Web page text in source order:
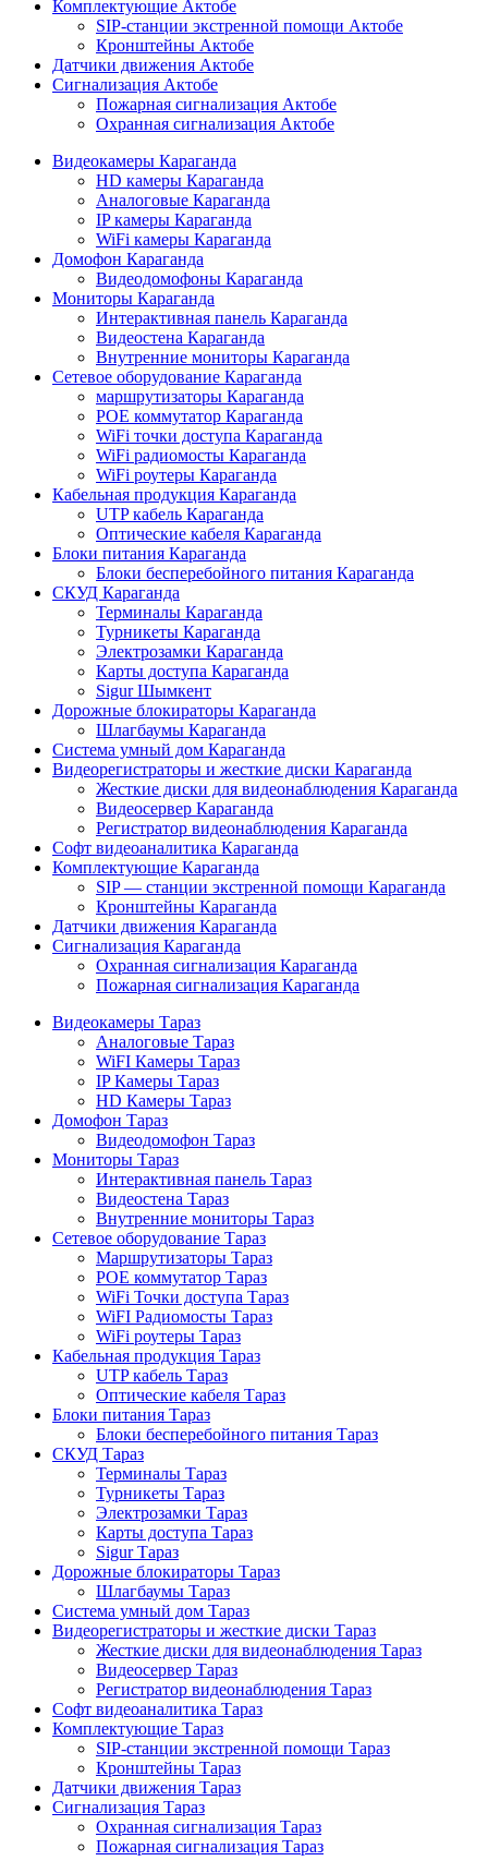
Комплектующие Актобе
SIP-станции экстренной помощи Актобе
Кронштейны Актобе
Датчики движения Актобе
Сигнализация Актобе
Пожарная сигнализация Актобе
Охранная сигнализация Актобе
Видеокамеры Караганда
HD камеры Караганда
Аналоговые Караганда
IP камеры Караганда
WiFi камеры Караганда
Домофон Караганда
Видеодомофоны Караганда
Мониторы Караганда
Интерактивная панель Караганда
Видеостена Караганда
Внутренние мониторы Караганда
Сетевое оборудование Караганда
маршрутизаторы Караганда
POE коммутатор Караганда
WiFi точки доступа Караганда
WiFi радиомосты Караганда
WiFi роутеры Караганда
Кабельная продукция Караганда
UTP кабель Караганда
Оптические кабеля Караганда
Блоки питания Караганда
Блоки бесперебойного питания Караганда
СКУД Караганда
Терминалы Караганда
Турникеты Караганда
Электрозамки Караганда
Карты доступа Караганда
Sigur Шымкент
Дорожные блокираторы Караганда
Шлагбаумы Караганда
Система умный дом Караганда
Видеорегистраторы и жесткие диски Караганда
Жесткие диски для видеонаблюдения Караганда
Видеосервер Караганда
Регистратор видеонаблюдения Караганда
Софт видеоаналитика Караганда
Комплектующие Караганда
SIP — станции экстренной помощи Караганда
Кронштейны Караганда
Датчики движения Караганда
Сигнализация Караганда
Охранная сигнализация Караганда
Пожарная сигнализация Караганда
Видеокамеры Тараз
Аналоговые Тараз
WiFI Камеры Тараз
IP Камеры Тараз
HD Камеры Тараз
Домофон Тараз
Видеодомофон Тараз
Мониторы Тараз
Интерактивная панель Тараз
Видеостена Тараз
Внутренние мониторы Тараз
Сетевое оборудование Тараз
Маршрутизаторы Тараз
POE коммутатор Тараз
WiFi Точки доступа Тараз
WiFI Радиомосты Тараз
WiFi роутеры Тараз
Кабельная продукция Тараз
UTP кабель Тараз
Оптические кабеля Тараз
Блоки питания Тараз
Блоки бесперебойного питания Тараз
СКУД Тараз
Терминалы Тараз
Турникеты Тараз
Электрозамки Тараз
Карты доступа Тараз
Sigur Тараз
Дорожные блокираторы Тараз
Шлагбаумы Тараз
Система умный дом Тараз
Видеорегистраторы и жесткие диски Тараз
Жесткие диски для видеонаблюдения Тараз
Видеосервер Тараз
Регистратор видеонаблюдения Тараз
Софт видеоаналитика Тараз
Комплектующие Тараз
SIP-станции экстренной помощи Тараз
Кронштейны Тараз
Датчики движения Тараз
Сигнализация Тараз
Охранная сигнализация Тараз
Пожарная сигнализация Тараз